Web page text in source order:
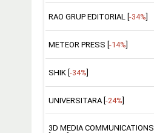
RAO GRUP EDITORIAL [ -34%
METEOR PRESS [ -14%
SHIK [-34%]
UNIVERSITARA [-24%]
3D MEDIA COMMUNICATIONS